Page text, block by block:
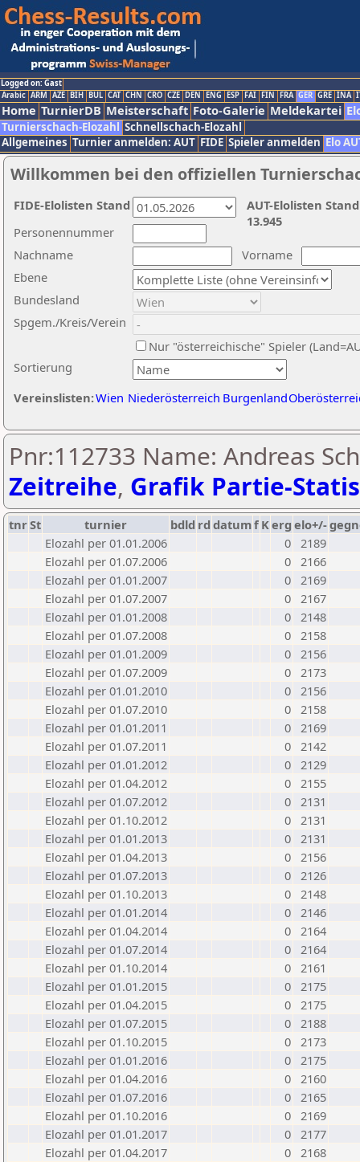
Logged on: Gast
Arabic ARM AZE BIH BUL CAT CHN CRO CZE DEN ENG ESP FAI FIN FRA GER GRE INA
Home TurnierDB Meisterschaft Foto-Galerie Meldekartei
Turnierschach-Elozahl Schnellschach-Elozahl
Allgemeines Turnier anmelden: AUT FIDE Spieler anmelden Elo
Willkommen bei den offiziellen
Nachname
Vorname
Ebene
Sortierung
Personennummer
Bundesland
Spgem./Kreis/Verein
Nur "österreichische" Spieler
Vereinslisten:Wien Niederösterreich Burgenland
AUT-Elolisten
13.945
FIDE-Elolisten Stand
Pnr:112733 Name: Andreas
Zeitreihe, Grafik Partie-
tnrSt turnier bdld rd datumf Kerg elo+/-
Elozahl per 01.01.2006
0 2189
Elozahl per 01.07.2006
0 2166
Elozahl per 01.01.2007
0 2169
Elozahl per 01.07.2007
0 2167
Elozahl per 01.01.2008
0 2148
Elozahl per 01.07.2008
0 2158
Elozahl per 01.01.2009
0 2156
Elozahl per 01.07.2009
0 2173
Elozahl per 01.01.2010
0 2156
Elozahl per 01.07.2010
0 2158
Elozahl per 01.01.2011
0 2169
Elozahl per 01.07.2011
0 2142
Elozahl per 01.01.2012
0 2129
Elozahl per 01.04.2012
0 2155
Elozahl per 01.07.2012
0 2131
Elozahl per 01.10.2012
0 2131
Elozahl per 01.01.2013
0 2131
Elozahl per 01.04.2013
0 2156
Elozahl per 01.07.2013
0 2126
Elozahl per 01.10.2013
0 2148
Elozahl per 01.01.2014
0 2146
Elozahl per 01.04.2014
0 2164
Elozahl per 01.07.2014
0 2164
Elozahl per 01.10.2014
0 2161
Elozahl per 01.01.2015
0 2175
Elozahl per 01.04.2015
0 2175
Elozahl per 01.07.2015
0 2188
Elozahl per 01.10.2015
0 2173
Elozahl per 01.01.2016
0 2175
Elozahl per 01.04.2016
0 2160
Elozahl per 01.07.2016
0 2165
Elozahl per 01.10.2016
0 2169
Elozahl per 01.01.2017
0 2177
Elozahl per 01.04.2017
0 2168